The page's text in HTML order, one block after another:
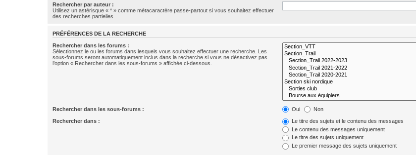
Rechercher par auteur :
Utilisez un astérisque « * » comme métacaractère passe-partout si vous souhaitez effectuer
des recherches partielles.
PRÉFÉRENCES DE LA RECHERCHE
Rechercher dans les forums :
Sélectionnez le ou les forums dans lesquels vous souhaitez effectuer une recherche. Les
sous-forums seront automatiquement inclus dans la recherche si vous ne désactivez pas
l’option « Rechercher dans les sous-forums » affichée ci-dessous.
Rechercher dans les sous-forums : Oui Non
Rechercher dans :
Le titre des sujets et le contenu des messages
Le contenu des messages uniquement
Le titre des sujets uniquement
Le premier message des sujets uniquement